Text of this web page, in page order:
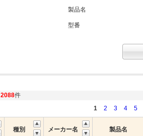
製品名
型番
2088件
1
2 3 4 5
種別 メーカー名 製品名